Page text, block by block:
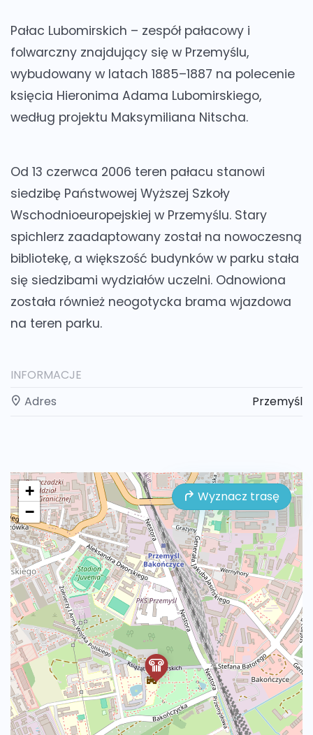
Pałac Lubomirskich – zespół pałacowy i
folwarczny znajdujący się w Przemyślu,
wybudowany w latach 1885–1887 na polecenie
księcia Hieronima Adama Lubomirskiego,
według projektu Maksymiliana Nitscha.
Od 13 czerwca 2006 teren pałacu stanowi
siedzibę Państwowej Wyższej Szkoły
Wschodnioeuropejskiej w Przemyślu. Stary
spichlerz zaadaptowany został na nowoczesną
bibliotekę, a większość budynków w parku stała
się siedzibami wydziałów uczelni. Odnowiona
została również neogotycka brama wjazdowa
na teren parku.
INFORMACJE
Adres
Przemyśl
Wyznacz trasę
+
−